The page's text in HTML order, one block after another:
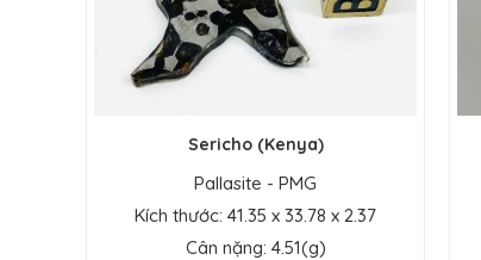
Sericho (Kenya)
Pallasite - PMG
Kích thước: 41.35 x 33.78 x 2.37
Cân nặng: 4.51(g)